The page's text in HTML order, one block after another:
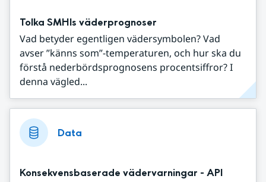
Tolka SMHIs väderprognoser
Vad betyder egentligen vädersymbolen? Vad
avser ”känns som”-temperaturen, och hur ska du
förstå nederbördsprognosens procentsiffror? I
denna vägled...
Data
Konsekvensbaserade vädervarningar - API